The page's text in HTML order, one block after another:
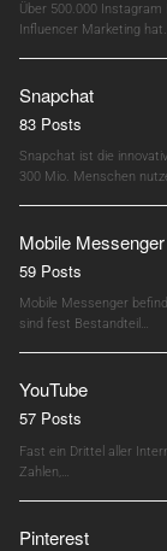
Über 500.000
Influencer Marketing
Snapchat
83 Posts
Snapchat ist die
300 Mio. Menschen
Mobile Messenger
59 Posts
Mobile Messenger
sind fest Bestandteil…
YouTube
57 Posts
Fast ein Drittel aller
Zahlen,…
Pinterest